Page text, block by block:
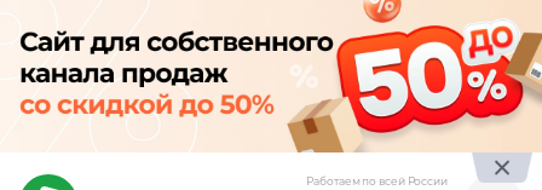
Работаем по всей России